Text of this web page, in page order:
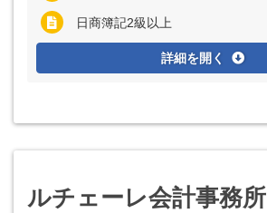
日商簿記2級以上
詳細を開く
ルチェーレ会計事務所